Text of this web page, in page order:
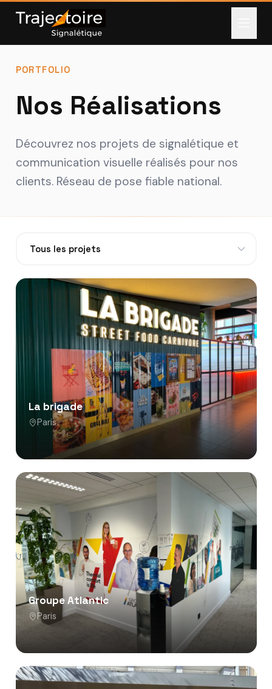
PORTFOLIO
Nos Réalisations
Découvrez nos projets de signalétique et
communication visuelle réalisés pour nos
clients. Réseau de pose fiable national.
La brigade
Paris
Groupe Atlantic
Paris